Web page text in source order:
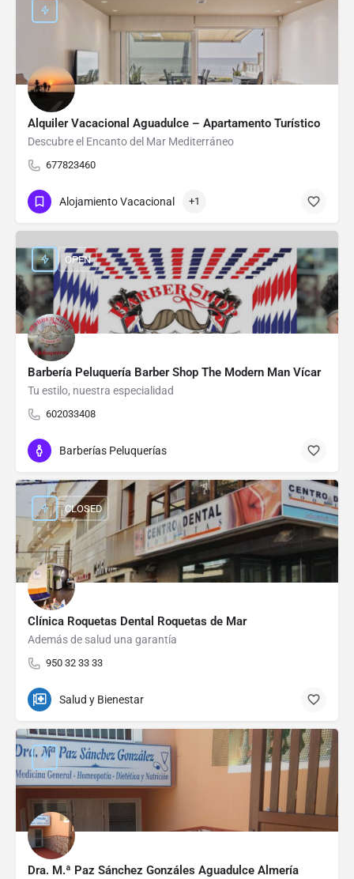
Alquiler Vacacional Aguadulce – Apartamento Turístico
Descubre el Encanto del Mar Mediterráneo
677823460
Alojamiento Vacacional +1
Barbería Peluquería Barber Shop The Modern Man Vícar
Tu estilo, nuestra especialidad
602033408
OPEN
Barberías Peluquerías
Clínica Roquetas Dental Roquetas de Mar
Además de salud una garantía
950 32 33 33
CLOSED
Salud y Bienestar
Dra. M.ª Paz Sánchez Gonzáles Aguadulce Almería